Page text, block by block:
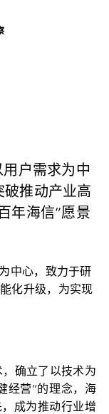
户需求为中
推动产业高
年海信”愿景
中心，致力于研
化升级，为实现
确立了以技术为
经营”的理念，海
成为推动行业增